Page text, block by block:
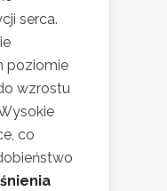
serca.
poziomie
wzrostu
co